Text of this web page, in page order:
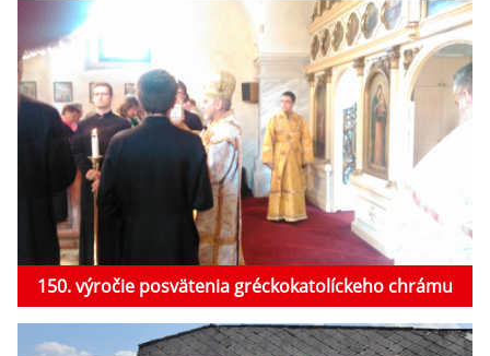
150. výročie posvätenia gréckokatolíckeho chrámu